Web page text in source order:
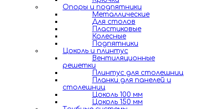
Опоры и подпятники
Металлические
Для столов
Пластиковые
Колесные
Подпятники
Цоколь и плинтус
Вентиляционные
решетки
Плинтус для столешниц
Планки для панелей и
столешниц
Цоколь 100 мм
Цоколь 150 мм